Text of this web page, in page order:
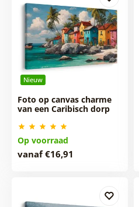
Nieuw
Foto op canvas charme
van een Caribisch dorp
Op voorraad
vanaf €16,91